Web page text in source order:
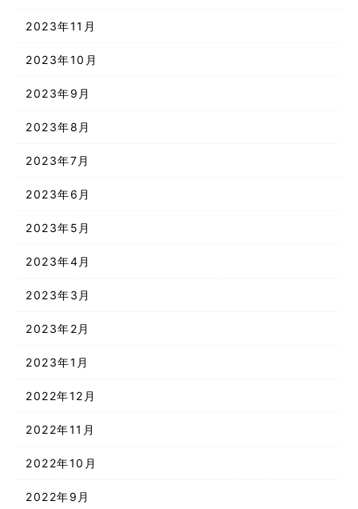
2023年11月
2023年10月
2023年9月
2023年8月
2023年7月
2023年6月
2023年5月
2023年4月
2023年3月
2023年2月
2023年1月
2022年12月
2022年11月
2022年10月
2022年9月